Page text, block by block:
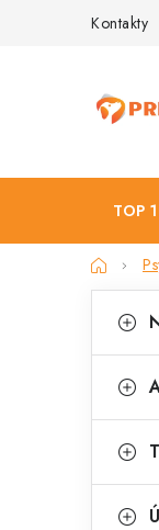
Kontakty
TOP
Domov
o
n
ý
a
e
ó